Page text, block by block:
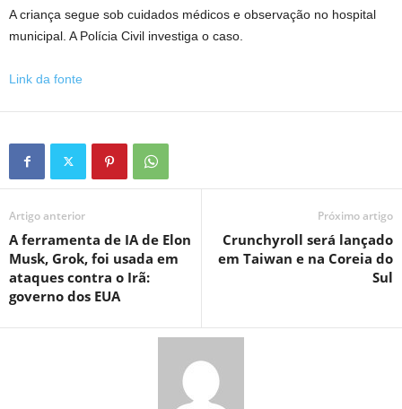
A criança segue sob cuidados médicos e observação no hospital
municipal. A Polícia Civil investiga o caso.
Link da fonte
Artigo anterior
A ferramenta de IA de Elon
Musk, Grok, foi usada em
ataques contra o Irã:
governo dos EUA
Próximo artigo
Crunchyroll será lançado
em Taiwan e na Coreia do
Sul